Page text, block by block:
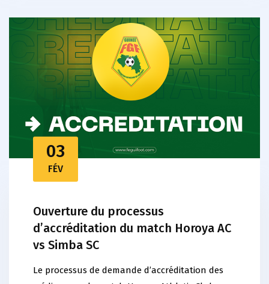
03
FÉV
Ouverture du processus
d’accréditation du match Horoya AC
vs Simba SC
Le processus de demande d’accréditation des